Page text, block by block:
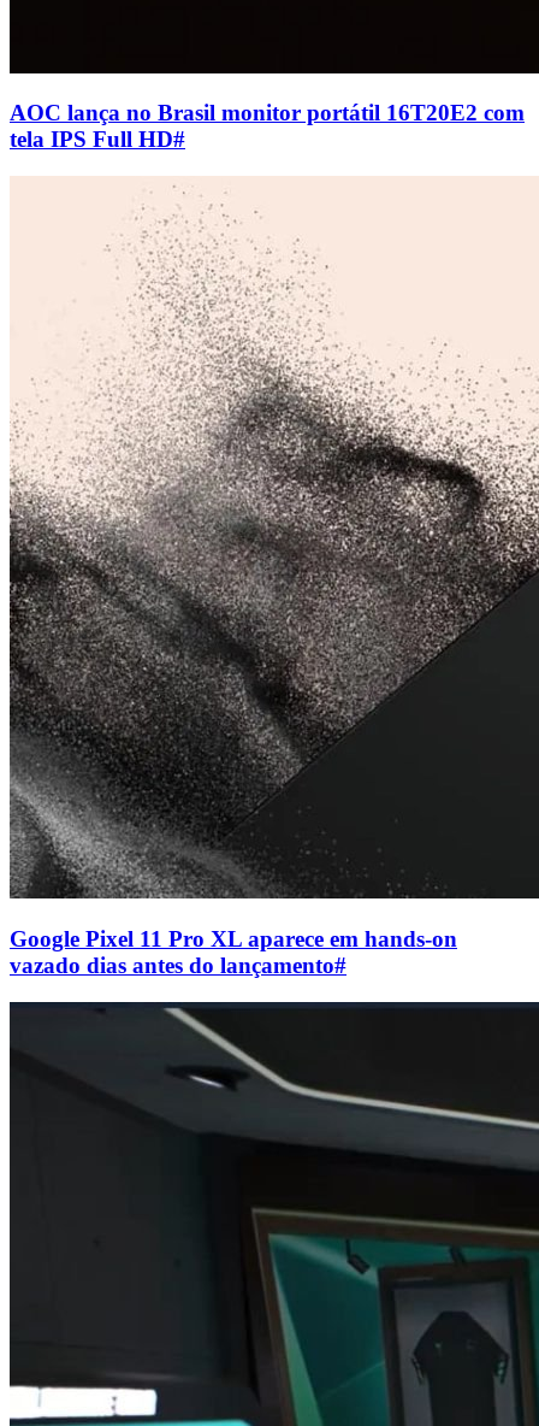
AOC lança no Brasil monitor portátil 16T20E2 com
tela IPS Full HD#
Google Pixel 11 Pro XL aparece em hands-on
vazado dias antes do lançamento#